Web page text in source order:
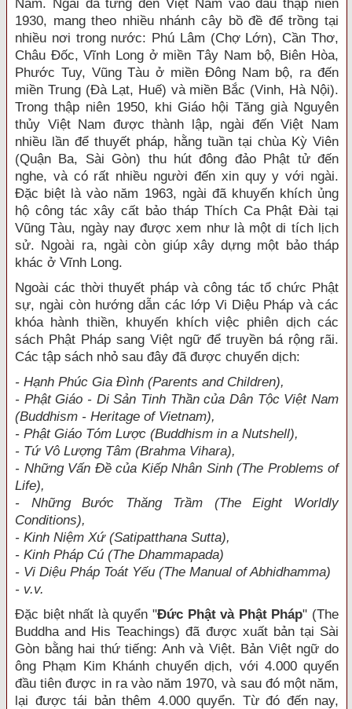
Nam. Ngài đã từng đến Việt Nam vào đầu thập niên
1930, mang theo nhiều nhánh cây bồ đề để trồng tại
nhiều nơi trong nước: Phú Lâm (Chợ Lớn), Cần Thơ,
Châu Đốc, Vĩnh Long ở miền Tây Nam bộ, Biên Hòa,
Phước Tuy, Vũng Tàu ở miền Đông Nam bộ, ra đến
miền Trung (Đà Lạt, Huế) và miền Bắc (Vinh, Hà Nội).
Trong thập niên 1950, khi Giáo hội Tăng già Nguyên
thủy Việt Nam được thành lập, ngài đến Việt Nam
nhiều lần để thuyết pháp, hằng tuần tại chùa Kỳ Viên
(Quận Ba, Sài Gòn) thu hút đông đảo Phật tử đến
nghe, và có rất nhiều người đến xin quy y với ngài.
Đặc biệt là vào năm 1963, ngài đã khuyến khích ủng
hộ công tác xây cất bảo tháp Thích Ca Phật Đài tại
Vũng Tàu, ngày nay được xem như là một di tích lịch
sử. Ngoài ra, ngài còn giúp xây dựng một bảo tháp
khác ở Vĩnh Long.
Ngoài các thời thuyết pháp và công tác tổ chức Phật
sự, ngài còn hướng dẫn các lớp Vi Diệu Pháp và các
khóa hành thiền, khuyến khích việc phiên dịch các
sách Phật Pháp sang Việt ngữ để truyền bá rộng rãi.
Các tập sách nhỏ sau đây đã được chuyển dịch:
- Hạnh Phúc Gia Đình (Parents and Children),
- Phật Giáo - Di Sản Tinh Thần của Dân Tộc Việt Nam
(Buddhism - Heritage of Vietnam),
- Phật Giáo Tóm Lược (Buddhism in a Nutshell),
- Tứ Vô Lượng Tâm (Brahma Vihara),
- Những Vấn Đề của Kiếp Nhân Sinh (The Problems of
Life),
- Những Bước Thăng Trầm (The Eight Worldly
Conditions),
- Kinh Niệm Xứ (Satipatthana Sutta),
- Kinh Pháp Cú (The Dhammapada)
- Vi Diệu Pháp Toát Yếu (The Manual of Abhidhamma)
- v.v.
Đặc biệt nhất là quyển "Đức Phật và Phật Pháp" (The
Buddha and His Teachings) đã được xuất bản tại Sài
Gòn bằng hai thứ tiếng: Anh và Việt. Bản Việt ngữ do
ông Phạm Kim Khánh chuyển dịch, với 4.000 quyển
đầu tiên được in ra vào năm 1970, và sau đó một năm,
lại được tái bản thêm 4.000 quyển. Từ đó đến nay,